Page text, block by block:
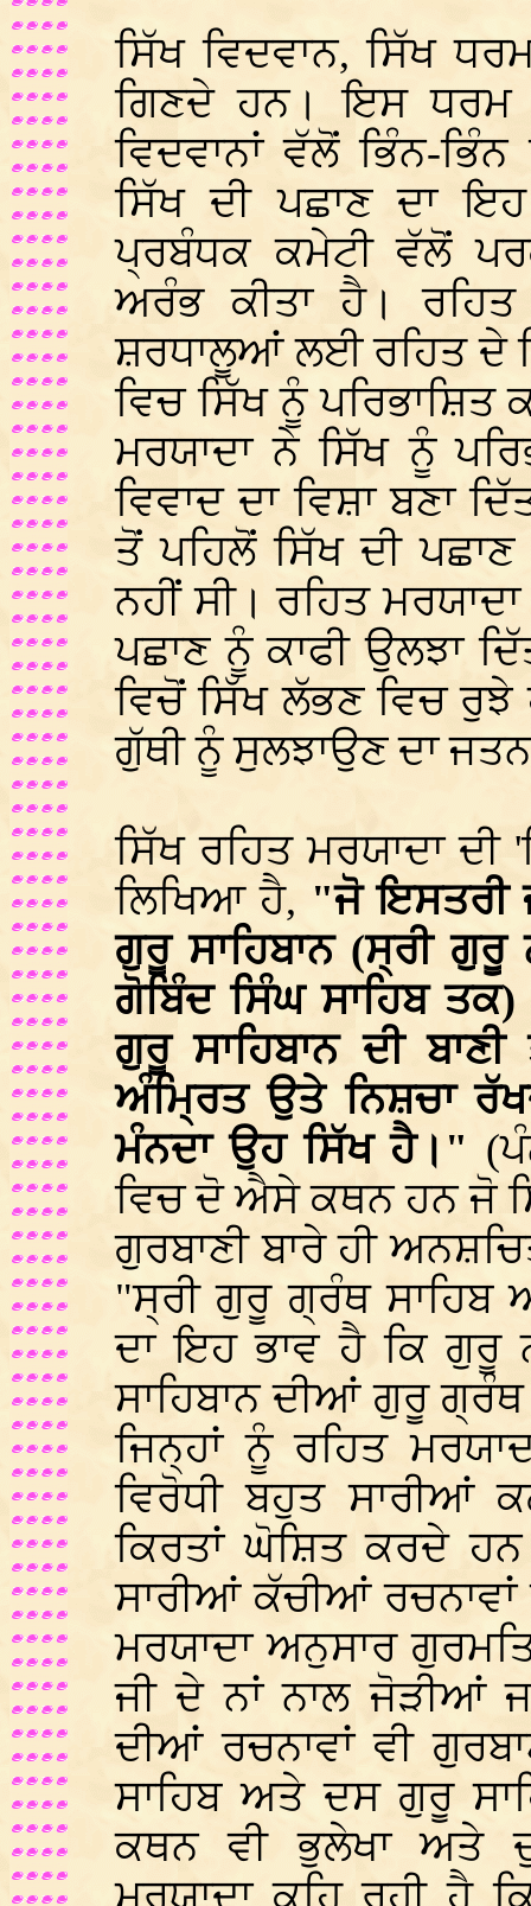
ਸਿੱਖ ਵਿਦਵਾਨ, ਸਿੱਖ
ਗਿਣਦੇ ਹਨ। ਇਸ ਧਰਮ
ਵਿਦਵਾਨਾਂ ਵੱਲੋਂ ਭਿੰਨ-
ਸਿੱਖ ਦੀ ਪਛਾਣ ਦਾ
ਪ੍ਰਬੰਧਕ ਕਮੇਟੀ ਵੱਲੋਂ
ਅਰੰਭ ਕੀਤਾ ਹੈ।
ਸ਼ਰਧਾਲੂਆਂ ਲਈ ਰਹਿਤ ਦੇ
ਵਿਚ ਸਿੱਖ ਨੂੰ ਪਰਿਭਾਸ਼ਿਤ
ਮਰਯਾਦਾ ਨੇ ਸਿੱਖ ਨੂੰ
ਵਿਵਾਦ ਦਾ ਵਿਸ਼ਾ ਬਣਾ
ਤੋਂ ਪਹਿਲੋਂ ਸਿੱਖ ਦੀ
ਨਹੀਂ ਸੀ। ਰਹਿਤ
ਪਛਾਣ ਨੂੰ ਕਾਫੀ ਉਲਝਾ
ਵਿਚੋਂ ਸਿੱਖ ਲੱਭਣ ਵਿਚ
ਗੁੱਥੀ ਨੂੰ ਸੁਲਝਾਉਣ ਦਾ
ਸਿੱਖ ਰਹਿਤ ਮਰਯਾਦਾ ਦੀ
ਲਿਖਿਆ ਹੈ, "ਜੋ ਇਸਤਰੀ
ਗੁਰੂ ਸਾਹਿਬਾਨ (ਸ੍ਰੀ
ਗੋਬਿੰਦ ਸਿੰਘ ਸਾਹਿਬ
ਗੁਰੂ ਸਾਹਿਬਾਨ ਦੀ
ਅੰਮ੍ਰਿਤ ਉਤੇ ਨਿਸ਼ਚਾ
ਮੰਨਦਾ ਉਹ ਸਿੱਖ ਹੈ।"
ਵਿਚ ਦੋ ਐਸੇ ਕਥਨ ਹਨ ਜੋ
ਗੁਰਬਾਣੀ ਬਾਰੇ ਹੀ
"ਸ੍ਰੀ ਗੁਰੂ ਗ੍ਰੰਥ ਸਾਹਿਬ
ਦਾ ਇਹ ਭਾਵ ਹੈ ਕਿ ਗੁਰੂ
ਸਾਹਿਬਾਨ ਦੀਆਂ ਗੁਰੂ ਗ੍ਰੰਥ
ਜਿਨ੍ਹਾਂ ਨੂੰ ਰਹਿਤ
ਵਿਰੋਧੀ ਬਹੁਤ ਸਾਰੀਆਂ
ਕਿਰਤਾਂ ਘੋਸ਼ਿਤ ਕਰਦੇ
ਸਾਰੀਆਂ ਕੱਚੀਆਂ
ਮਰਯਾਦਾ ਅਨੁਸਾਰ
ਜੀ ਦੇ ਨਾਂ ਨਾਲ ਜੋੜੀਆਂ
ਦੀਆਂ ਰਚਨਾਵਾਂ ਵੀ
ਸਾਹਿਬ ਅਤੇ ਦਸ ਗੁਰੂ
ਕਥਨ ਵੀ ਭੁਲੇਖਾ ਅਤੇ
ਮਰਯਾਦਾ ਕਹਿ ਰਹੀ ਹੈ